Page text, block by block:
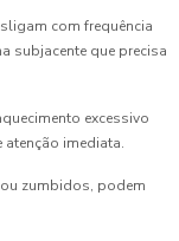
com frequência
subjacente que precisa
excessivo
imediata.
zumbidos, podem